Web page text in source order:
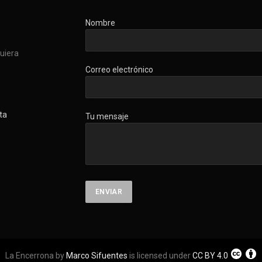
Nombre
Correo electrónico
Tu mensaje
La Encerrona by Marco Sifuentes is licensed underCC BY 4.0